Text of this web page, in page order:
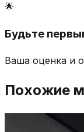
🌟
Будьте
Ваша оценка и
Похожие